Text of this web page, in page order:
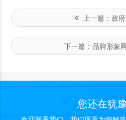
上一篇： 政
下一篇：品牌形象
您还在犹